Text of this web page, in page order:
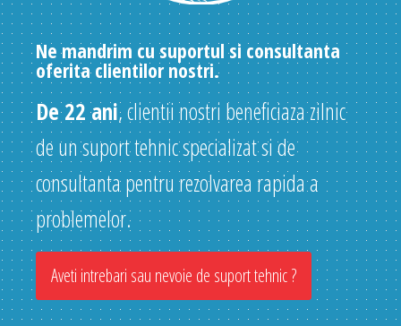
Ne mandrim cu suportul si consultanta
oferita clientilor nostri.
De 22 ani, clientii nostri beneficiaza zilnic
de un suport tehnic specializat si de
consultanta pentru rezolvarea rapida a
problemelor.
Aveti intrebari sau nevoie de suport tehnic ?